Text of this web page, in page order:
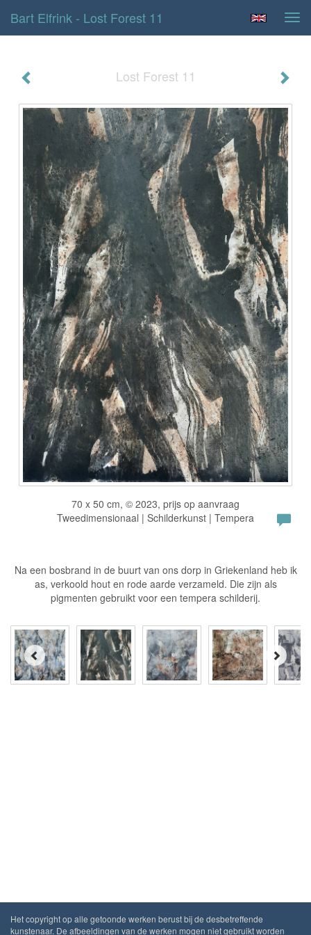
Bart Elfrink - Lost Forest 11
Lost Forest 11
70 x 50 cm, © 2023, prijs op aanvraag
Tweedimensionaal | Schilderkunst | Tempera
Na een bosbrand in de buurt van ons dorp in Griekenland heb ik
as, verkoold hout en rode aarde verzameld. Die zijn als
pigmenten gebruikt voor een tempera schilderij.
Het copyright op alle getoonde werken berust bij de desbetreffende
kunstenaar. De afbeeldingen van de werken mogen niet gebruikt worden